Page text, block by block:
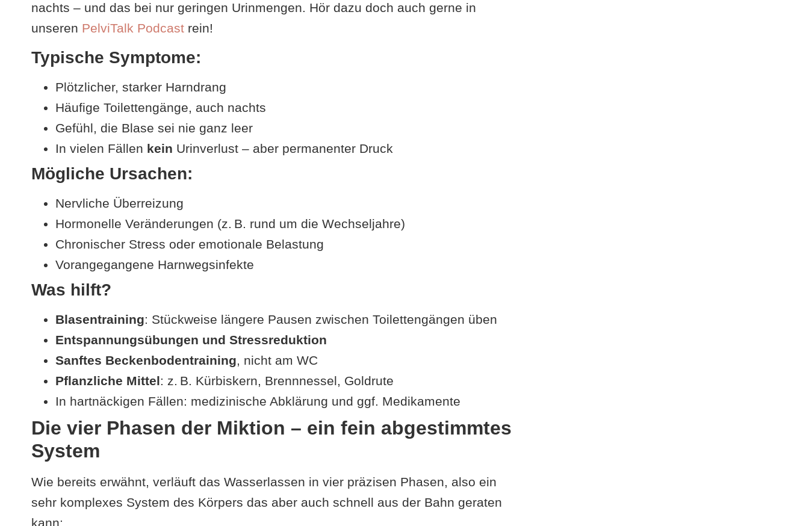
nachts – und das bei nur geringen Urinmengen. Hör dazu doch auch gerne in
unseren PelviTalk Podcast rein!
Typische Symptome:
Plötzlicher, starker Harndrang
Häufige Toilettengänge, auch nachts
Gefühl, die Blase sei nie ganz leer
In vielen Fällen kein Urinverlust – aber permanenter Druck
Mögliche Ursachen:
Nervliche Überreizung
Hormonelle Veränderungen (z. B. rund um die Wechseljahre)
Chronischer Stress oder emotionale Belastung
Vorangegangene Harnwegsinfekte
Was hilft?
Blasentraining: Stückweise längere Pausen zwischen Toilettengängen üben
Entspannungsübungen und Stressreduktion
Sanftes Beckenbodentraining, nicht am WC
Pflanzliche Mittel: z. B. Kürbiskern, Brennnessel, Goldrute
In hartnäckigen Fällen: medizinische Abklärung und ggf. Medikamente
Die vier Phasen der Miktion – ein fein abgestimmtes
System
Wie bereits erwähnt, verläuft das Wasserlassen in vier präzisen Phasen, also ein
sehr komplexes System des Körpers das aber auch schnell aus der Bahn geraten
kann: